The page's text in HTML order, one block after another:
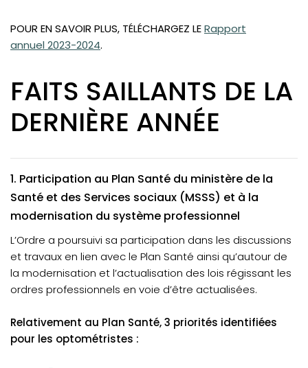
rôle des optométristes
POUR EN SAVOIR PLUS, TÉLÉCHARGEZ LE(opens in a new
Rapport
annuel 2023-2024.
FAITS SAILLANTS DE LA
DERNIÈRE ANNÉE
1. Participation au Plan Santé du ministère de la
Santé et des Services sociaux (MSSS) et à la
modernisation du système professionnel
L’Ordre a poursuivi sa participation dans les discussions
et travaux en lien avec le Plan Santé ainsi qu’autour de
la modernisation et l’actualisation des lois régissant les
ordres professionnels en voie d’être actualisées.
Relativement au Plan Santé, 3 priorités identifiées
pour les optométristes :